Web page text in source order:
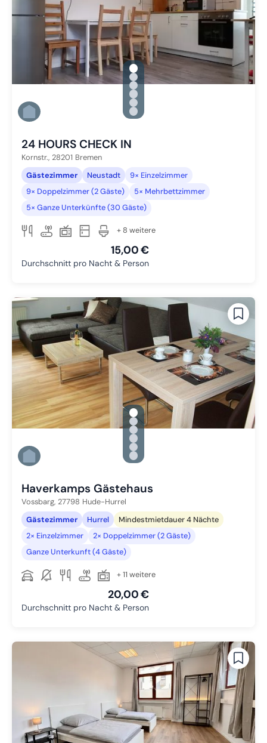
gallery.slide_selector
Zu Slide 1 wechseln
Zu Slide 2 wechseln
Zu Slide 3 wechseln
Zu Slide 4 wechseln
Zu Slide 5 wechseln
Zu Slide 6 wechseln
24 HOURS CHECK IN
Kornstr., 28201 Bremen
Gästezimmer
Neustadt
9× Einzelzimmer
9× Doppelzimmer (2 Gäste)
5× Mehrbettzimmer
5× Ganze Unterkünfte (30 Gäste)
+ 8 weitere
15,00 €
Durchschnitt pro Nacht & Person
gallery.slide_selector
Zu Slide 1 wechseln
Zu Slide 2 wechseln
Zu Slide 3 wechseln
Zu Slide 4 wechseln
Zu Slide 5 wechseln
Zu Slide 6 wechseln
Haverkamps Gästehaus
Vossbarg, 27798 Hude-Hurrel
Gästezimmer
Hurrel
Mindestmietdauer 4 Nächte
2× Einzelzimmer
2× Doppelzimmer (2 Gäste)
Ganze Unterkunft (4 Gäste)
+ 11 weitere
20,00 €
Durchschnitt pro Nacht & Person